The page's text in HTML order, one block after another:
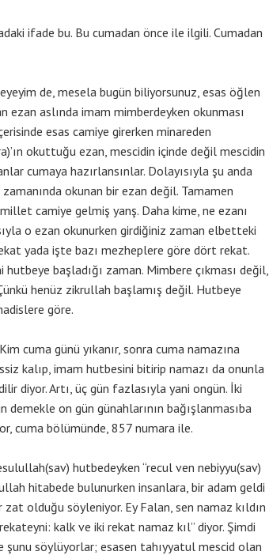
ifade bu. Bu cumadan önce ile ilgili. Cumadan
de, mesela bugün biliyorsunuz, esas öğlen
ezan aslında imam mimberdeyken okunması
esas camiye girerken minareden
okuttuğu ezan, mescidin içinde değil mescidin
cumaya hazırlansınlar. Dolayısıyla şu anda
okunan bir ezan değil. Tamamen
camiye gelmiş yanş. Daha kime, ne ezanı
o ezan okunurken girdiğiniz zaman elbetteki
yada işte bazı mezheplere göre dört rekat.
başladığı zaman. Mimbere çıkması değil,
henüz zikrullah başlamış değil. Hutbeye
göre.
cuma günü yıkanır, sonra cuma namazına
kalıp, imam hutbesini bitirip namazı da onunla
diyor. Artı, üç gün fazlasıyla yani ongün. İki
on gün günahlarının bağışlanmasıba
cuma bölümünde, 857 numara ile.
hutbedeyken “recul ven nebiyyu(sav)
hitabede bulunurken insanlara, bir adam geldi
olduğu söyleniyor. Ey Falan, sen namaz kıldın
kalk ve iki rekat namaz kıl” diyor. Şimdi
şunu söylüyorlar; esasen tahıyyatul mescid olan